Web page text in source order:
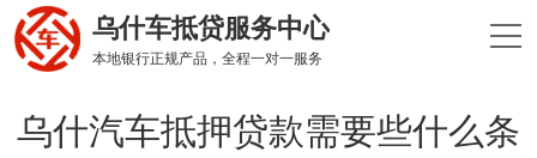
乌什车抵贷服务中心
本地银行正规产品，全程一对一服务
乌什汽车抵押贷款需要些什么条